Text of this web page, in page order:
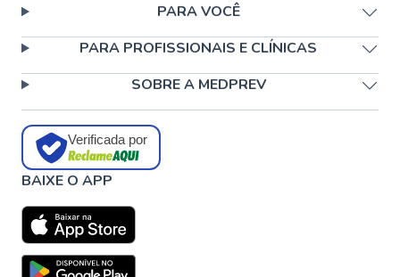
PARA VOCÊ
PARA PROFISSIONAIS E CLÍNICAS
SOBRE A MEDPREV
Verificada por
BAIXE O APP